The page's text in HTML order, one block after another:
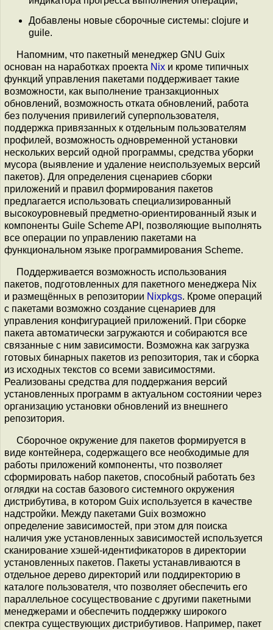
Добавлены новые сборочные системы: clojure и
guile.
Напомним, что пакетный менеджер GNU Guix
основан на наработках проекта Nix и кроме типичных
функций управления пакетами поддерживает такие
возможности, как выполнение транзакционных
обновлений, возможность отката обновлений, работа
без получения привилегий суперпользователя,
поддержка привязанных к отдельным пользователям
профилей, возможность одновременной установки
нескольких версий одной программы, средства уборки
мусора (выявление и удаление неиспользуемых версий
пакетов). Для определения сценариев сборки
приложений и правил формирования пакетов
предлагается использовать специализированный
высокоуровневый предметно-ориентированный язык и
компоненты Guile Scheme API, позволяющие выполнять
все операции по управлению пакетами на
функциональном языке программирования Scheme.
Поддерживается возможность использования
пакетов, подготовленных для пакетного менеджера Nix
и размещённых в репозитории Nixpkgs. Кроме операций
с пакетами возможно создание сценариев для
управления конфигурацией приложений. При сборке
пакета автоматически загружаются и собираются все
связанные с ним зависимости. Возможна как загрузка
готовых бинарных пакетов из репозитория, так и сборка
из исходных текстов со всеми зависимостями.
Реализованы средства для поддержания версий
установленных программ в актуальном состоянии через
организацию установки обновлений из внешнего
репозитория.
Сборочное окружение для пакетов формируется в
виде контейнера, содержащего все необходимые для
работы приложений компоненты, что позволяет
сформировать набор пакетов, способный работать без
оглядки на состав базового системного окружения
дистрибутива, в котором Guix используется в качестве
надстройки. Между пакетами Guix возможно
определение зависимостей, при этом для поиска
наличия уже установленных зависимостей используется
сканирование хэшей-идентификаторов в директории
установленных пакетов. Пакеты устанавливаются в
отдельное дерево директорий или поддиректорию в
каталоге пользователя, что позволяет обеспечить его
параллельное сосуществование с другими пакетными
менеджерами и обеспечить поддержку широкого
спектра существующих дистрибутивов. Например, пакет